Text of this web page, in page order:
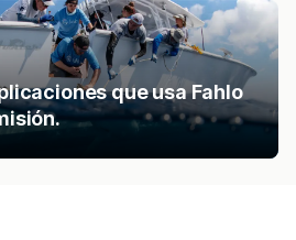
que usa Fahlo